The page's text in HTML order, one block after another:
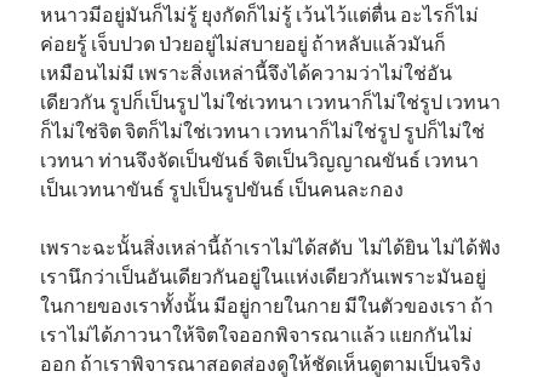
หนาวมีอยู่มันก็ไม่รู้ ยุงกัดก็ไม่รู้ เว้นไว้แต่ตื่น อะไรก็ไม่
ค่อยรู้ เจ็บปวด ป่วยอยู่ไม่สบายอยู่ ถ้าหลับแล้วมันก็
เหมือนไม่มี เพราะสิ่งเหล่านี้จึงได้ความว่าไม่ใช่อัน
เดียวกัน รูปก็เป็นรูป ไม่ใช่เวทนา เวทนาก็ไม่ใช่รูป เวทนา
ก็ไม่ใช่จิต จิตก็ไม่ใช่เวทนา เวทนาก็ไม่ใช่รูป รูปก็ไม่ใช่
เวทนา ท่านจึงจัดเป็นขันธ์ จิตเป็นวิญญาณขันธ์ เวทนา
เป็นเวทนาขันธ์ รูปเป็นรูปขันธ์ เป็นคนละกอง
เพราะฉะนั้นสิ่งเหล่านี้ถ้าเราไม่ได้สดับ ไม่ได้ยิน ไม่ได้ฟัง
เรานึกว่าเป็นอันเดียวกันอยู่ในแห่งเดียวกันเพราะมันอยู่
ในกายของเราทั้งนั้น มีอยู่กายในกาย มีในตัวของเรา ถ้า
เราไม่ได้ภาวนาให้จิตใจออกพิจารณาแล้ว แยกกันไม่
ออก ถ้าเราพิจารณาสอดส่องดูให้ชัดเห็นดูตามเป็นจริง